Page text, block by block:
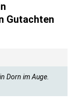
Gutachten
Dorn im Auge.